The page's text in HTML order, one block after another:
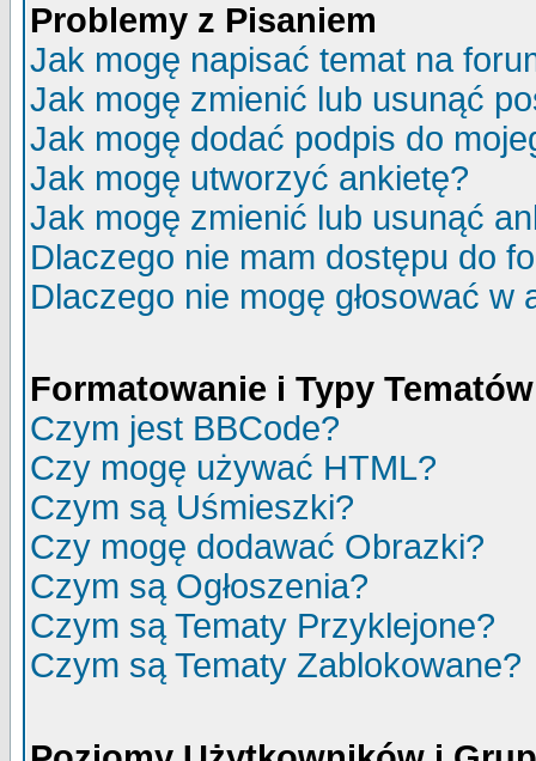
Problemy z Pisaniem
Jak mogę napisać temat na
Jak mogę zmienić lub usunąć
Jak mogę dodać podpis do
Jak mogę utworzyć ankietę?
Jak mogę zmienić lub usunąć
Dlaczego nie mam dostępu do
Dlaczego nie mogę głosować w
Formatowanie i Typy Tematów
Czym jest BBCode?
Czy mogę używać HTML?
Czym są Uśmieszki?
Czy mogę dodawać Obrazki?
Czym są Ogłoszenia?
Czym są Tematy Przyklejone?
Czym są Tematy Zablokowane?